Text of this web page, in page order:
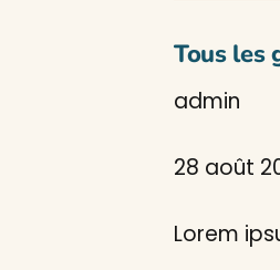
Tous les
admin
28 août
Lorem